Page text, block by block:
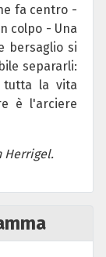
fa centro -
colpo - Una
bersaglio si
separarli:
tutta la vita
è l'arciere
Herrigel.